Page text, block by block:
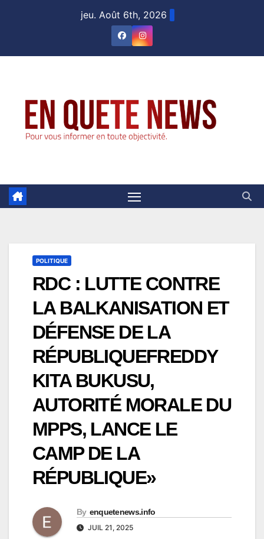
jeu. Août 6th, 2026
POLITIQUE
RDC : LUTTE CONTRE
LA BALKANISATION ET
DÉFENSE DE LA
RÉPUBLIQUEFREDDY
KITA BUKUSU,
AUTORITÉ MORALE DU
MPPS, LANCE LE
CAMP DE LA
RÉPUBLIQUE»
By enquetenews.info
JUIL 21, 2025